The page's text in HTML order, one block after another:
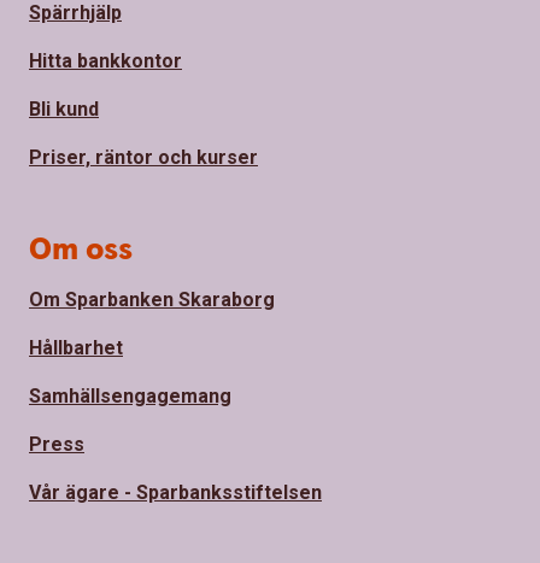
Spärrhjälp
Hitta bankkontor
Bli kund
Priser, räntor och kurser
Om oss
Om Sparbanken Skaraborg
Hållbarhet
Samhällsengagemang
Press
Vår ägare - Sparbanksstiftelsen